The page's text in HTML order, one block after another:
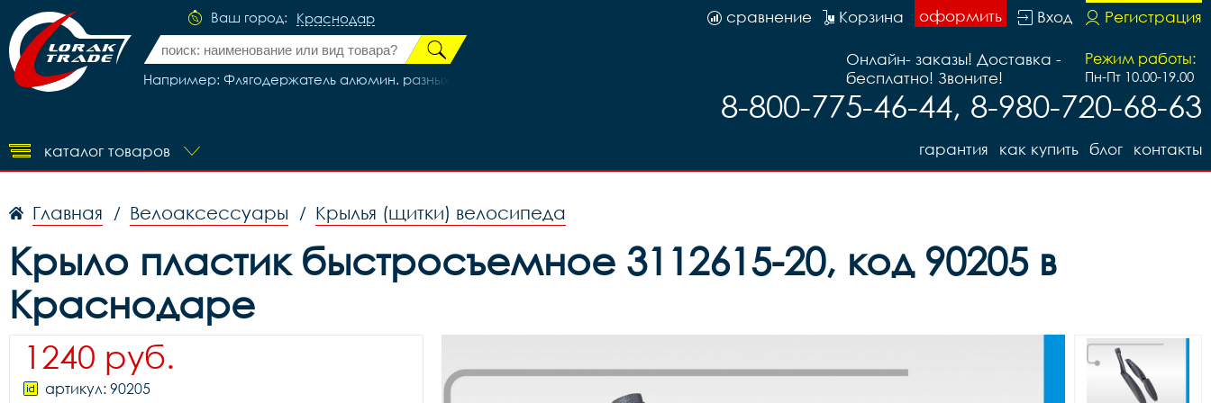
Ваш город: Краснодар
Например: Флягодержатель алюмин. разных цвет.+креп.на руль 3234087-16
Регистрация
Вход
оформить
Корзина
сравнение
Режим работы:
Пн-Пт 10.00-19.00
Онлайн- заказы! Доставка -
бесплатно! Звоните!
8-800-775-46-44, 8-980-720-68-63
каталог товаров контакты
блог
как купить
гарантия
Главная / Велоаксессуары / Крылья (щитки) велосипеда
Крыло пластик быстросъемное 3112615-20, код 90205 в
Краснодаре
1240 руб.
артикул: 90205